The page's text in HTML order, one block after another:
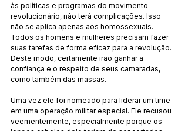
às políticas e programas do movimento
revolucionário, não terá complicações. Isso
não se aplica apenas aos homossexuais.
Todos os homens e mulheres precisam fazer
suas tarefas de forma eficaz para a revolução.
Deste modo, certamente irão ganhar a
confiança e o respeito de seus camaradas,
como também das massas.
Uma vez ele foi nomeado para liderar um time
em uma operação militar especial. Ele recusou
veementemente, especialmente porque os